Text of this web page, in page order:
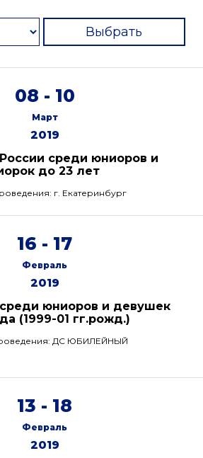
Выбрать
08 - 10
Март
2019
среди юниоров и
до 23 лет
г. Екатеринбург
16 - 17
Февраль
2019
юниоров и девушек
(1999-01 гг.рожд.)
ДС ЮБИЛЕЙНЫЙ
13 - 18
Февраль
2019